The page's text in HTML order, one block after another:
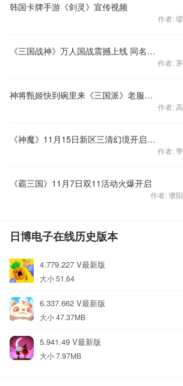
韩国卡牌手游《剑灵》宣传视频
作者:
《三国战神》万人国战震撼上线 同名网络剧抢先看
作者:
神将甄姬快到碗里来《三国派》老服活动欢乐多
作者:
《神魔》11月15日新区三清幻境开启势不可挡
作者:
《霸三国》11月7日双11活动火爆开启
作者: 濮
日博电子在线历史版本
4.779.227 V最新版
大小 51.64
6.337.662 V最新版
大小 47.37MB
5.941.49 V最新版
大小 7.97MB